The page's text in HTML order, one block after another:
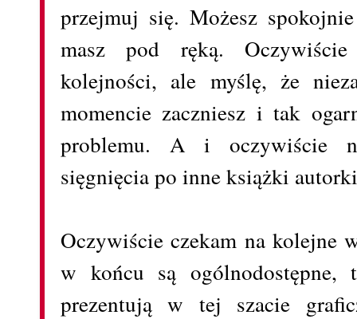
przejmuj się. Możesz
masz pod ręką.
kolejności, ale myślę, że
momencie zaczniesz i tak
problemu. A i oczywiście
sięgnięcia po inne książki
Oczywiście czekam na kolejne
w końcu są ogólnodostępne,
prezentują w tej szacie